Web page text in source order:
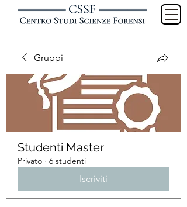
Gruppi
Studenti Master
Privato · 6 studenti
Iscriviti